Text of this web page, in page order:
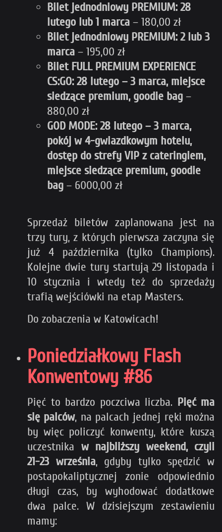
Bilet jednodniowy PREMIUM: 28
lutego lub 1 marca – 180,00 zł
Bilet jednodniowy PREMIUM: 2 lub 3
marca – 195,00 zł
Bilet FULL PREMIUM EXPERIENCE
CS:GO: 28 lutego – 3 marca, miejsce
siedzące premium, goodie bag –
880,00 zł
GOD MODE: 28 lutego – 3 marca,
pokój w 4-gwiazdkowym hotelu,
dostęp do strefy VIP z cateringiem,
miejsce siedzące premium, goodie
bag – 6000,00 zł
Sprzedaż biletów zaplanowana jest na
trzy tury, z których pierwsza zaczyna się
już 4 października (tylko Champions).
Kolejne dwie tury startują 29 listopada i
10 stycznia i wtedy też do sprzedaży
trafią wejściówki na etap Masters.
Do zobaczenia w Katowicach!
Poniedziałkowy Flash
Konwentowy #86
Pięć to bardzo poczciwa liczba. Pięć ma
się palców, na palcach jednej ręki można
by więc policzyć konwenty, które kuszą
uczestnika w najbliższy weekend, czyli
21-23 września, gdyby tylko spędzić w
postapokaliptycznej zonie odpowiednio
długi czas, by wyhodować dodatkowe
dwa palce. W dzisiejszym zestawieniu
mamy: